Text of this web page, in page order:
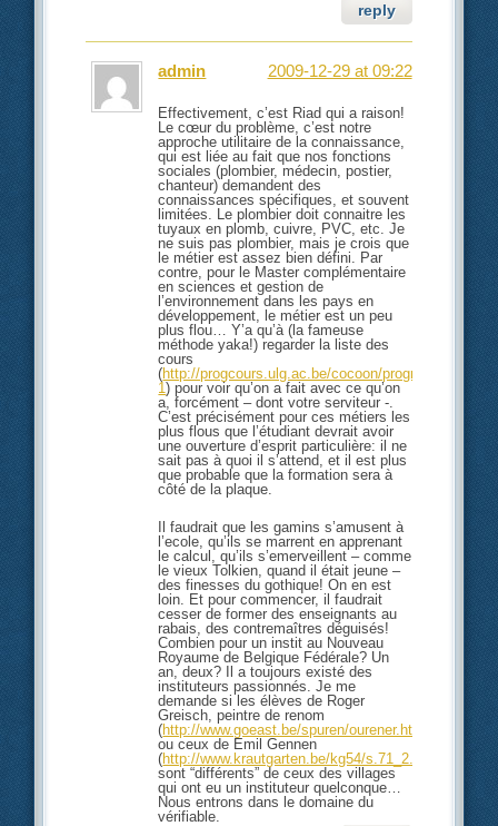
reply
admin 2009-12-29 at 09:22
Effectivement, c’est Riad qui a raison!
Le cœur du problème, c’est notre
approche utilitaire de la connaissance,
qui est liée au fait que nos fonctions
sociales (plombier, médecin, postier,
chanteur) demandent des
connaissances spécifiques, et souvent
limitées. Le plombier doit connaitre les
tuyaux en plomb, cuivre, PVC, etc. Je
ne suis pas plombier, mais je crois que
le métier est assez bien défini. Par
contre, pour le Master complémentaire
en sciences et gestion de
l’environnement dans les pays en
développement, le métier est un peu
plus flou… Y’a qu’à (la fameuse
méthode yaka!) regarder la liste des
cours
(http://progcours.ulg.ac.be/cocoon/programmes/
1) pour voir qu’on a fait avec ce qu’on
a, forcément – dont votre serviteur -.
C’est précisément pour ces métiers les
plus flous que l’étudiant devrait avoir
une ouverture d’esprit particulière: il ne
sait pas à quoi il s’attend, et il est plus
que probable que la formation sera à
côté de la plaque.
Il faudrait que les gamins s’amusent à
l’ecole, qu’ils se marrent en apprenant
le calcul, qu’ils s’emerveillent – comme
le vieux Tolkien, quand il était jeune –
des finesses du gothique! On en est
loin. Et pour commencer, il faudrait
cesser de former des enseignants au
rabais, des contremaîtres déguisés!
Combien pour un instit au Nouveau
Royaume de Belgique Fédérale? Un
an, deux? Il a toujours existé des
instituteurs passionnés. Je me
demande si les élèves de Roger
Greisch, peintre de renom
(http://www.goeast.be/spuren/ourener.html
ou ceux de Emil Gennen
(http://www.krautgarten.be/kg54/s.71_2.pdf
sont “différents” de ceux des villages
qui ont eu un instituteur quelconque…
Nous entrons dans le domaine du
vérifiable.